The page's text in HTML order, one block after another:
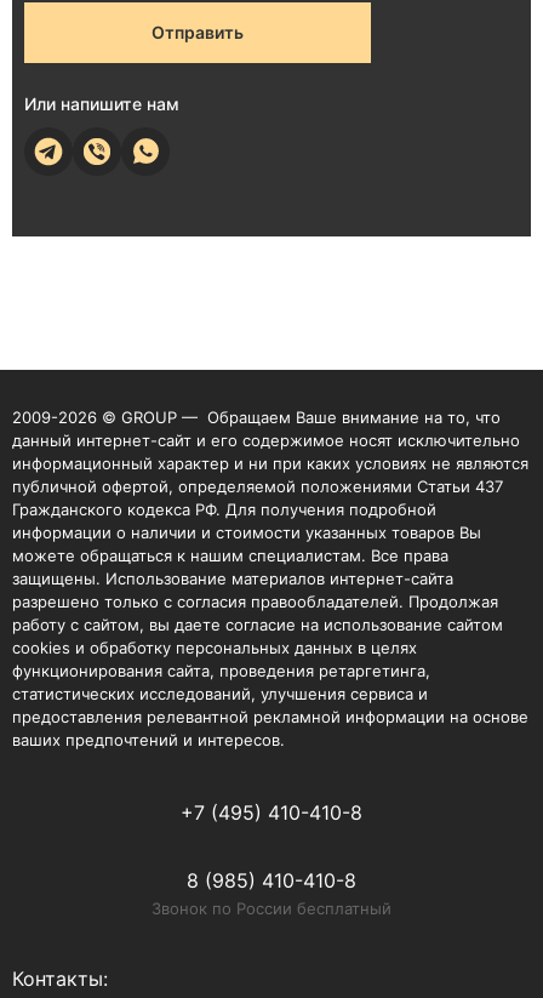
Отправить
Или напишите нам
2009-2026 © GROUP — Обращаем Ваше внимание на то, что
данный интернет-сайт и его содержимое носят исключительно
информационный характер и ни при каких условиях не являются
публичной офертой, определяемой положениями Статьи 437
Гражданского кодекса РФ. Для получения подробной
информации о наличии и стоимости указанных товаров Вы
можете обращаться к нашим специалистам. Все права
защищены. Использование материалов интернет-сайта
разрешено только с согласия правообладателей. Продолжая
работу с сайтом, вы даете согласие на использование сайтом
cookies и обработку персональных данных в целях
функционирования сайта, проведения ретаргетинга,
статистических исследований, улучшения сервиса и
предоставления релевантной рекламной информации на основе
ваших предпочтений и интересов.
+7 (495) 410-410-8
8 (985) 410-410-8
Звонок по России бесплатный
Контакты: